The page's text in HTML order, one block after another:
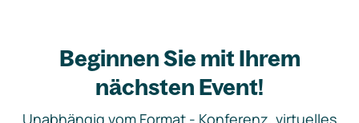
Beginnen Sie mit Ihrem
nächsten Event!
Unabhängig vom Format - Konferenz, virtuelles